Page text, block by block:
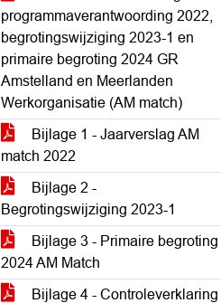
programmaverantwoording 2022,
begrotingswijziging 2023-1 en
primaire begroting 2024 GR
Amstelland en Meerlanden
Werkorganisatie (AM match)
Bijlage 1 - Jaarverslag AM
match 2022
Bijlage 2 -
Begrotingswijziging 2023-1
Bijlage 3 - Primaire begroting
2024 AM Match
Bijlage 4 - Controleverklaring